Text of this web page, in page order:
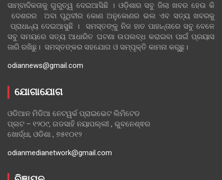
ସାମ୍ବାଦିକତାକୁ ଗୁରୁତ୍ୱ ଦେଇଆସିଛି । ଓଡ଼ିଶାର ସବୁ ଜିଲା ଖବର ହେଉ କି
ଦେଶରର ଅବା ପୃଥିବୀର କୋଣ ଅନୁକୋଣର ଭଲ ଏବ ସତ୍ୟ ଖବରକୁ
ପ୍ରାଧାନ୍ୟ ଦେଇଆସୁଛି । ସମସ୍ତଙ୍କୁ ନିଜ ହାତ ପାହାନ୍ତାରେ ସବୁ ବେଳେ
ସବୁ ସମୟରେ ସତ୍ୟ ଆଧାରିତ ଘଟଣା ଉପଲବ୍ଧ କରାଇବା ପାଇଁ ପ୍ରୟାସ
ଜାରି ରଖିଛୁ। ସମସ୍ତଙ୍କର ସହଯୋଗ ଓ ସମ୍ପୃକ୍ତି କାମନା କରୁଛୁ।
odiannews@gmail.com
ଯୋଗାଯୋଗ
ଓଡିଆନ ମିଡିଆ ନେଟୱର୍କ ପ୍ରାଇଭେଟ ଲିମିଟେଡ
ପ୍ଲଟ – ୧୨୦୯, ଗଡସାହି ନୟାପଲ୍ଲୀ , ଭୁବନେଶ୍ଵର
ଖୋର୍ଦ୍ଧା, ଓଡିଶା , ୭୫୧୦୧୨
odianmedianetwork@gmail.com